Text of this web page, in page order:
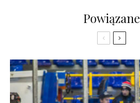
Powiązane